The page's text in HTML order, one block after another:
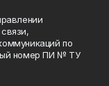
по
номер ПИ № ТУ